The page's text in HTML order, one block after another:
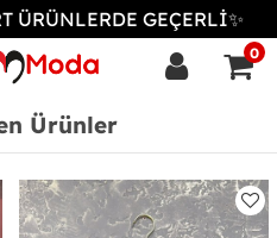
ÜRÜNLERDE GEÇERLİ✨
0
Ürünler